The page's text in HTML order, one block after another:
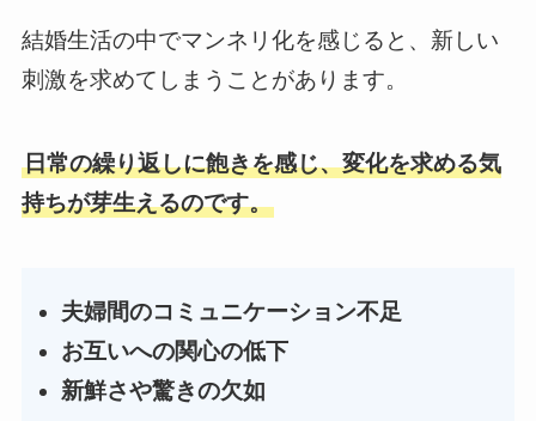
結婚生活の中でマンネリ化を感じると、新しい
刺激を求めてしまうことがあります。
日常の繰り返しに飽きを感じ、変化を求める気
持ちが芽生えるのです。
夫婦間のコミュニケーション不足
お互いへの関心の低下
新鮮さや驚きの欠如